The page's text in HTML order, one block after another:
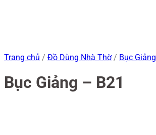
Trang chủ / Đồ Dùng Nhà Thờ / Bục Giảng
Bục Giảng – B21